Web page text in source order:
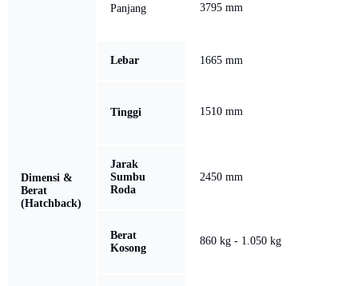
Dimensi &
Berat
(Hatchback)
Panjang 3795 mm
Lebar 1665 mm
Tinggi 1510 mm
Jarak
Sumbu
Roda
2450 mm
Berat
Kosong
860 kg - 1.050 kg